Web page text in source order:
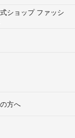
ショップ ファッシ
方へ